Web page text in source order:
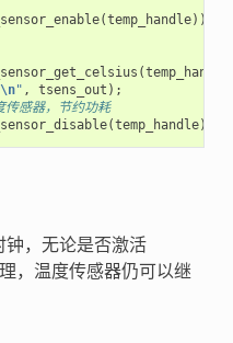
(temp_handle));
(temp_handle
\n" , tsens_out );
感器，节约功耗
(temp_handle));
钟，无论是否激活
，温度传感器仍可以继